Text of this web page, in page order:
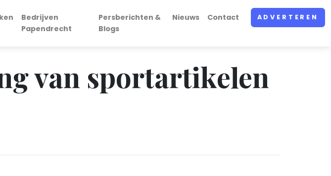
Bedrijven
Papendrecht
Persberichten &
Blogs
Nieuws Contact ADVERTEREN
van sportartikelen